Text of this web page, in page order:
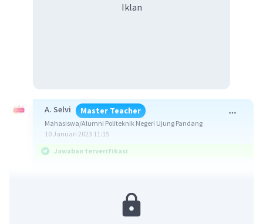
Iklan
A. Selvi Master Teacher
Mahasiswa/Alumni Politeknik Negeri Ujung Pandang
10 Januari 2023 11:15
Jawaban terverifikasi